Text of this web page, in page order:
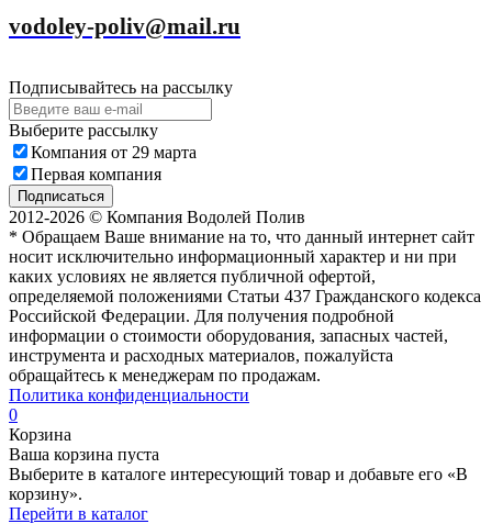
vodoley-poliv@mail.ru
Подписывайтесь на рассылку
Выберите рассылку
Компания от 29 марта
Первая компания
Подписаться
2012-2026 © Компания Водолей Полив
* Обращаем Ваше внимание на то, что данный интернет сайт
носит исключительно информационный характер и ни при
каких условиях не является публичной офертой,
определяемой положениями Статьи 437 Гражданского кодекса
Российской Федерации. Для получения подробной
информации о стоимости оборудования, запасных частей,
инструмента и расходных материалов, пожалуйста
обращайтесь к менеджерам по продажам.
Политика конфиденциальности
0
Корзина
Ваша корзина пуста
Выберите в каталоге интересующий товар и добавьте его «В
корзину».
Перейти в каталог